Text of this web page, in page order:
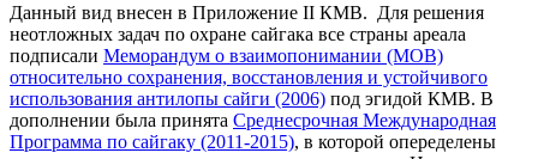
Данный вид внесен в Приложение II КМВ. Для решения
неотложных задач по охране сайгака все страны ареала
подписали Меморандум о взаимопонимании (МОВ)
относительно сохранения, восстановления и устойчивого
использования антилопы сайги (2006) под эгидой КМВ. В
дополнении была принята Среднесрочная Международная
Программа по сайгаку (2011-2015), в которой опеределены